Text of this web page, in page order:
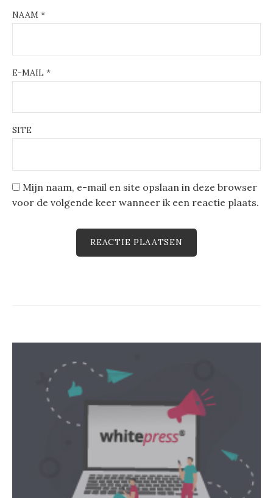
NAAM *
E-MAIL *
SITE
Mijn naam, e-mail en site opslaan in deze browser
voor de volgende keer wanneer ik een reactie plaats.